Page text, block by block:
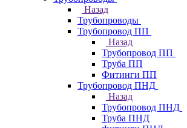
Назад
Трубопроводы
Трубопровод ПП
Назад
Трубопровод ПП
Труба ПП
Фитинги ПП
Трубопровод ПНД
Назад
Трубопровод ПНД
Труба ПНД